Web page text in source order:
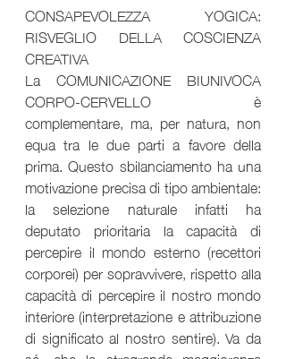
CONSAPEVOLEZZA YOGICA:
RISVEGLIO DELLA COSCIENZA
CREATIVA
La COMUNICAZIONE BIUNIVOCA
CORPO-CERVELLO è
complementare, ma, per natura, non
equa tra le due parti a favore della
prima. Questo sbilanciamento ha una
motivazione precisa di tipo ambientale:
la selezione naturale infatti ha
deputato prioritaria la capacità di
percepire il mondo esterno (recettori
corporei) per sopravvivere, rispetto alla
capacità di percepire il nostro mondo
interiore (interpretazione e attribuzione
di significato al nostro sentire). Va da